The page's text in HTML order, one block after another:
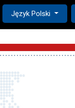
Change the
Język Polski